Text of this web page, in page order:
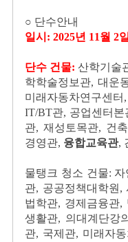
○ 단수안내
일시: 2025년 11월 2
단수 건물: 산학기술
학학술정보관, 대운
미래자동차연구센
IT/BT관, 공업센터
관, 재성토목관, 건
경영관, 융합교육관,
물탱크 청소 건물: 자
관, 공공정책대학원,
법학관, 경제금융관,
생활관, 의대계단강
관, 국제관, 미래자